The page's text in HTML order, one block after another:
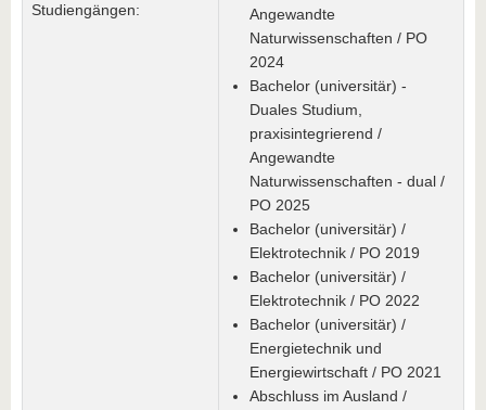
Studiengängen:
Angewandte
Naturwissenschaften / PO
2024
Bachelor (universitär) -
Duales Studium,
praxisintegrierend /
Angewandte
Naturwissenschaften - dual /
PO 2025
Bachelor (universitär) /
Elektrotechnik / PO 2019
Bachelor (universitär) /
Elektrotechnik / PO 2022
Bachelor (universitär) /
Energietechnik und
Energiewirtschaft / PO 2021
Abschluss im Ausland /